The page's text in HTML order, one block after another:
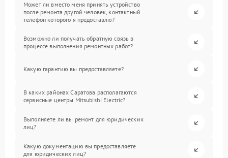
Может ли вместо меня принять устройство
после ремонта другой человек, контактный
телефон которого я предоставлю?
Возможно ли получать обратную связь в
процессе выполнения ремонтных работ?
Какую гарантию вы предоставляете?
В каких районах Саратова располагаются
сервисные центры Mitsubishi Electric?
Выполняете ли вы ремонт для юридических
лиц?
Какую документацию вы предоставляете
для юридических лиц?